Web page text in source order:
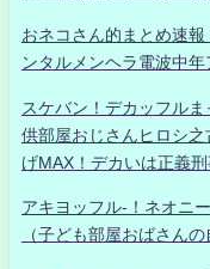
おネコさん的まとめ速
ンタルメンヘラ電波中
スケバン！デカッフル
供部屋おじさんヒロシ
げMAX！デカいは正義
アキヨッフル-！ネオニ
（子ども部屋おばさん